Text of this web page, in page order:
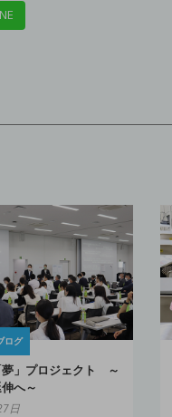
ログ
夢」プロジェクト ～
へ～
日